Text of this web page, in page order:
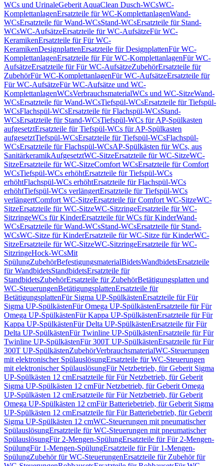
WCs und UrinaleGeberit AquaClean Dusch-WCsWC-
KomplettanlagenErsatzteile für WC-KomplettanlagenWand-
WCsErsatzteile für Wand-WCsStand-WCsErsatzteile für Stand-
WCsWC-AufsätzeErsatzteile für WC-AufsätzeFür WC-
KeramikenErsatzteile für Für WC-
KeramikenDesignplattenErsatzteile für DesignplattenFür WC-
KomplettanlagenErsatzteile für Für WC-KomplettanlagenFür WC-
AufsätzeErsatzteile für Für WC-AufsätzeZubehörErsatzteile für
ZubehörFür WC-KomplettanlagenFür WC-AufsätzeErsatzteile für
Für WC-AufsätzeFür WC-Aufsätze und WC-
KomplettanlagenWCsVerbrauchsmaterialWCs und WC-SitzeWand-
WCsErsatzteile für Wand-WCsTiefspül-WCsErsatzteile für Tiefspül-
WCsFlachspül-WCsErsatzteile für Flachspül-WCsStand-
WCsErsatzteile für Stand-WCsTiefspül-WCs für AP-Spülkasten
aufgesetztErsatzteile für Tiefspül-WCs für AP-Spülkasten
aufgesetztTiefspül-WCsErsatzteile für Tiefspül-WCsFlachspül-
WCsErsatzteile für Flachspül-WCsAP-Spülkästen für WCs, aus
SanitärkeramikAufgesetztWC-SitzeErsatzteile für WC-SitzeWC-
SitzeErsatzteile für WC-SitzeComfort WCsErsatzteile für Comfort
WCsTiefspül-WCs erhöhtErsatzteile für Tiefspül-WCs
erhöhtFlachspül-WCs erhöhtErsatzteile für Flachspül-WCs
erhöhtTiefspül-WCs verlängertErsatzteile für Tiefspül-WCs
verlängertComfort WC-SitzeErsatzteile für Comfort WC-SitzeWC-
SitzeErsatzteile für WC-SitzeWC-SitzringeErsatzteile für WC-
SitzringeWCs für KinderErsatzteile für WCs für KinderWand-
WCsErsatzteile für Wand-WCsStand-WCsErsatzteile für Stand-
WCsWC-Sitze für KinderErsatzteile für WC-Sitze für KinderWC-
SitzeErsatzteile für WC-SitzeWC-SitzringeErsatzteile für WC-
SitzringeHock-WCsMit
SpülungZubehörBefestigungsmaterialBidetsWandbidetsErsatzteile
für WandbidetsStandbidetsErsatzteile für
StandbidetsZubehörErsatzteile für ZubehörBetätigungsplatten und
WC-SteuerungenBetätigungsplattenErsatzteile für
BetätigungsplattenFür Sigma UP-SpülkästenErsatzteile für Für
Sigma UP-SpülkästenFür Omega UP-SpülkästenErsatzteile für Für
Omega UP-SpülkästenFür Kappa UP-SpülkästenErsatzteile für Für
Kappa UP-SpülkästenFür Delta UP-SpülkästenErsatzteile für Für
Delta UP-SpülkästenFür Twinline UP-SpülkästenErsatzteile für Für
Twinline UP-SpülkästenFür 300T UP-SpülkästenErsatzteile für Für
300T UP-SpülkästenZubehörVerbrauchsmaterialWC-Steuerungen
mit elektronischer SpülauslösungErsatzteile für WC-Steuerungen
mit elektronischer SpülauslösungFür Netzbetrieb, für Geberit Sigma
UP-Spülkästen 12 cmErsatzteile für Für Netzbetrieb, für Geberit
Sigma UP-Spülkästen 12 cmFür Netzbetrieb, für Geberit Omega
UP-Spülkästen 12 cmErsatzteile für Für Netzbetrieb, für Geberit
Omega UP-Spülkästen 12 cmFür Batteriebetrieb, für Geberit Sigma
UP-Spülkästen 12 cmErsatzteile für Für Batteriebetrieb, für Geberit
Sigma UP-Spülkästen 12 cmWC-Steuerungen mit pneumatischer
SpülauslösungErsatzteile für WC-Steuerungen mit pneumatischer
SpülauslösungFür 2-Mengen-SpülungErsatzteile für Für 2-Mengen-
SpülungFür 1-Mengen-SpülungErsatzteile für Für 1-Mengen-
SpülungZubehör für WC-SteuerungenErsatzteile für Zubehör für